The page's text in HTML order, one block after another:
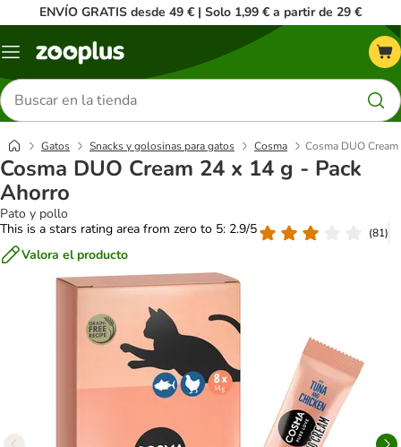
ENVÍO GRATIS desde 49 € | Solo 1,99 € a partir de 29 €
Menú
Buscar
productos
Gatos Snacks y golosinas para gatos Cosma Cosma DUO
Cosma DUO Cream 24 x 14 g - Pack
Ahorro
Pato y pollo
This is a stars rating area from zero to 5: 2.9/5
(81)
Valora el producto